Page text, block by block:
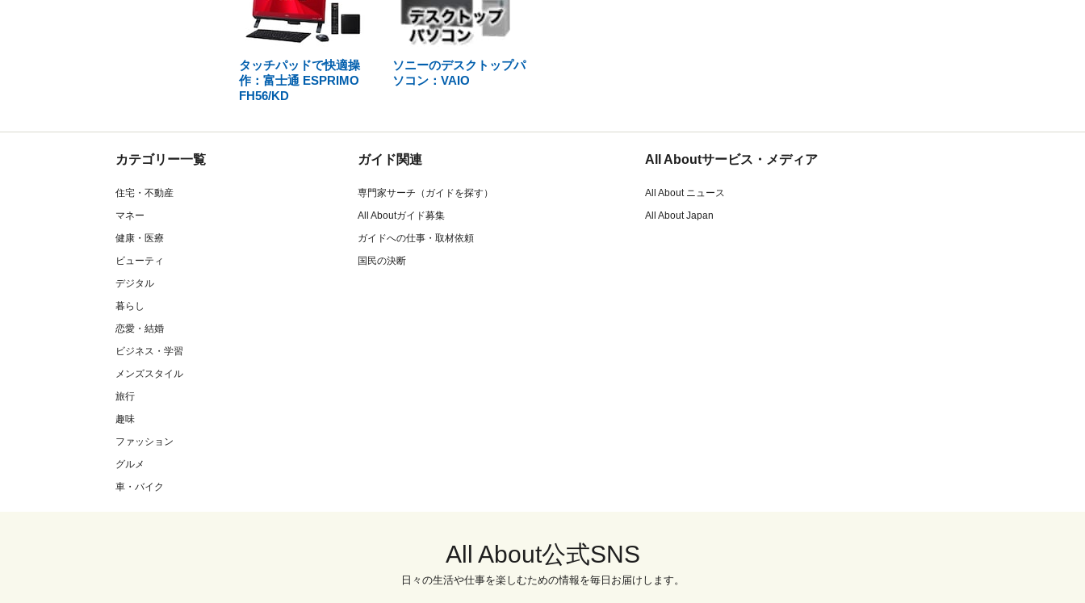
タッチパッドで快適操
作：富士通 ESPRIMO
FH56/KD
ソニーのデスクトップパ
ソコン：VAIO
カテゴリー一覧
住宅・不動産
マネー
健康・医療
ビューティ
デジタル
暮らし
恋愛・結婚
ビジネス・学習
メンズスタイル
旅行
趣味
ファッション
グルメ
車・バイク
ガイド関連
専門家サーチ（ガイドを探す）
All Aboutガイド募集
ガイドへの仕事・取材依頼
国民の決断
All Aboutサービス・メディア
All About ニュース
All About Japan
All About公式SNS
日々の生活や仕事を楽しむための情報を毎日お届けします。